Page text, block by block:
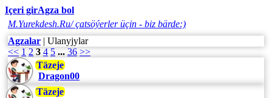
Içeri girAgza bol
M.Yurekdesh.Ru/ çatsöýerler üçin - biz bärde:)
Agzalar | Ulanyjylar
<< 1 2 3 4 5 ... 36 >>
Täzeje
Dragon00
Täzeje